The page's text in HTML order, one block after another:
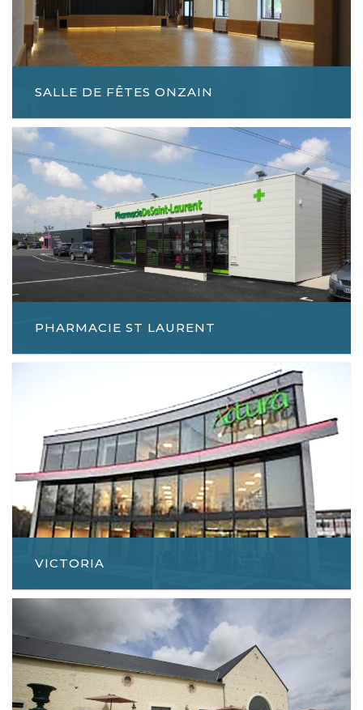
SALLE DE FÊTES ONZAIN
PHARMACIE ST LAURENT
VICTORIA